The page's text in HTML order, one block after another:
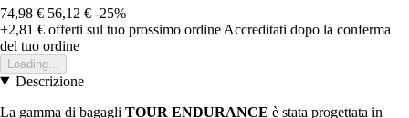
74,98 € 56,12 € -25%
+2,81 € offerti sul tuo prossimo ordine Accreditati dopo la conferma
del tuo ordine
Loading...
Descrizione
La gamma di bagagli TOUR ENDURANCE è stata progettata in